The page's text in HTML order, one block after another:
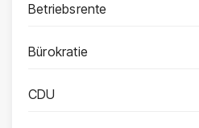
Betriebsrente
Bürokratie
CDU